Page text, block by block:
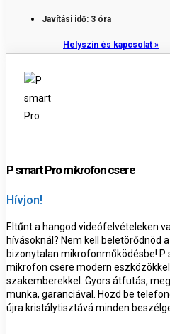
Javítási idő: 3 óra
Helyszín és kapcsolat »
P smart Pro mikrofon csere
Hívjon!
Eltűnt a hangod videófelvételeken
hívásoknál? Nem kell beletörődnöd a
bizonytalan mikrofonműködésbe! P
mikrofon csere modern
szakemberekkel. Gyors átfutás,
munka, garanciával. Hozd be
újra kristálytisztává minden